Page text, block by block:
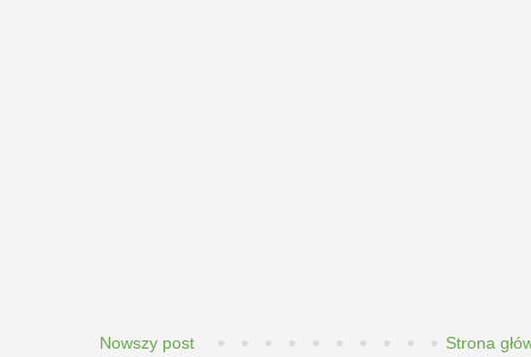
Nowszy post Strona